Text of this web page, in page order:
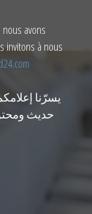
avons
invitons à nous
يسرّنا
حديث